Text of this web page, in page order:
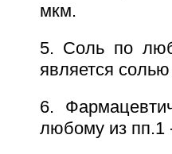
мкм.
5. Соль по
является
6.
любому из пп.1